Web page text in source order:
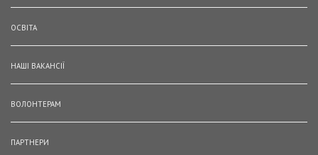
ОСВІТА
НАШІ ВАКАНСІЇ
ВОЛОНТЕРАМ
ПАРТНЕРИ